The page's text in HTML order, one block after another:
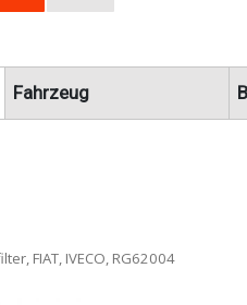
Fahrzeug
FIAT, IVECO, RG62004